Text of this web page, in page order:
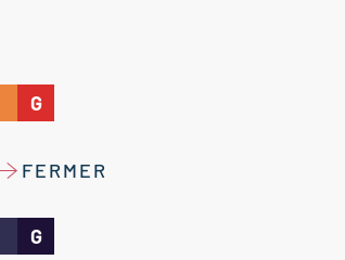
G
FERMER
G